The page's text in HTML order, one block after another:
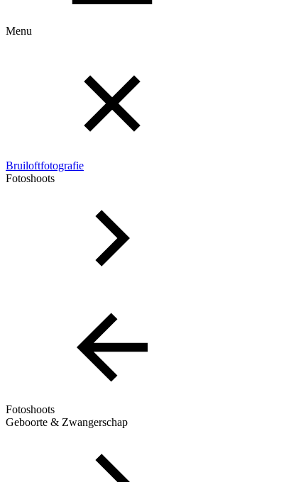
Menu
Bruiloftfotografie
Fotoshoots
Fotoshoots
Geboorte & Zwangerschap